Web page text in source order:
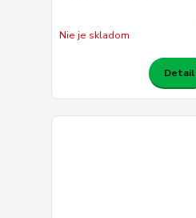
Nie je skladom
Detail